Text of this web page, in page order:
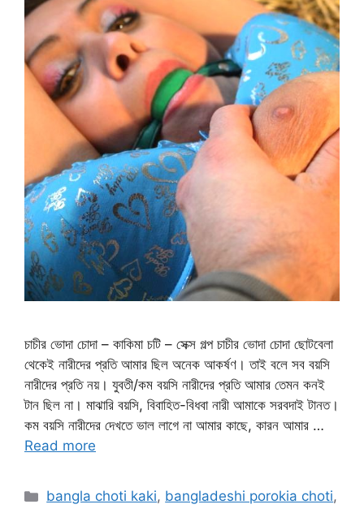
চাচীর ভোদা চোদা – কাকিমা চটি – সেক্স গল্প চাচীর ভোদা চোদা ছোটবেলা
থেকেই নারীদের প্রতি আমার ছিল অনেক আকর্ষণ। তাই বলে সব বয়সি
নারীদের প্রতি নয়। যুবতী/কম বয়সি নারীদের প্রতি আমার তেমন কনই
টান ছিল না। মাঝারি বয়সি, বিবাহিত-বিধবা নারী আমাকে সরবদাই টানত।
কম বয়সি নারীদের দেখতে ভাল লাগে না আমার কাছে, কারন আমার …
Read more
Categories
bangla choti kaki, bangladeshi porokia choti,